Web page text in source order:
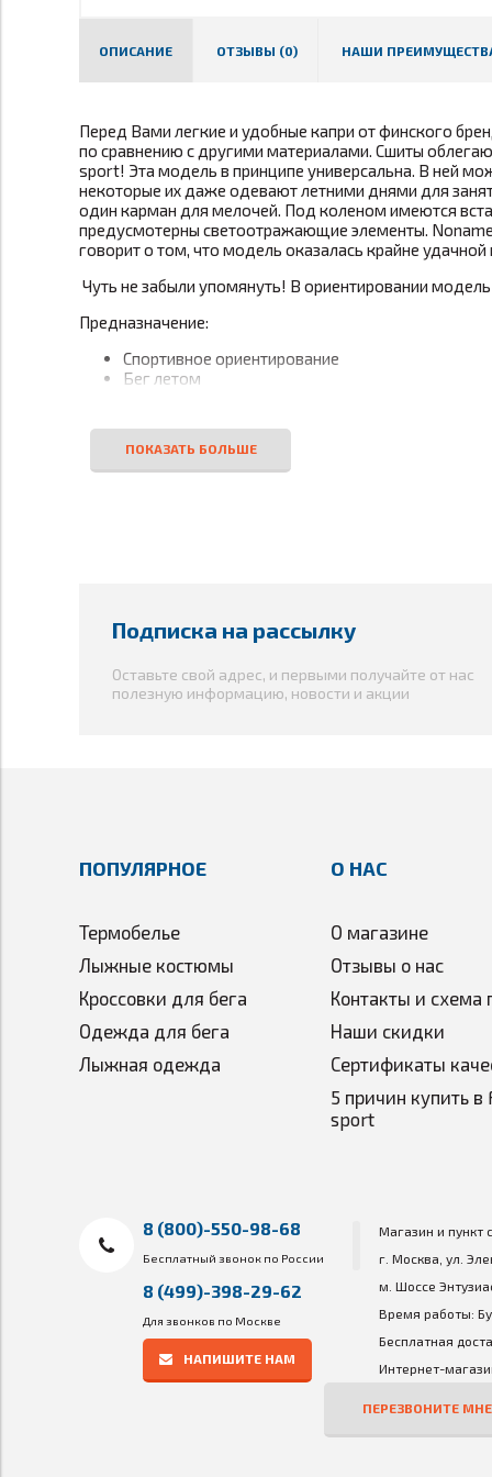
ОПИСАНИЕ ОТЗЫВЫ (0) НАШИ
Перед Вами легкие и удобные капри от финского
по сравнению с другими материалами. Сшиты
sport! Эта модель в принципе универсальна. В ней
некоторые их даже одевают летними днями для
один карман для мелочей. Под коленом имеются
предусмотерны светоотражающие элементы.
говорит о том, что модель оказалась крайне удачной
Чуть не забыли упомянуть! В ориентировании
Предназначение:
Спортивное ориентирование
Бег летом
Особенности:
Подписка на рассылку
Оставьте свой адрес, и первыми получайте от нас
полезную информацию, новости и акции
ПОПУЛЯРНОЕ
Термобелье
Лыжные костюмы
Кроссовки для бега
Одежда для бега
Лыжная одежда
О НАС
О магазине
Отзывы о нас
Контакты и схема
Наши скидки
Сертификаты
5 причин купить в
sport
8 (800)-550-98-68
Бесплатный звонок по России
8 (499)-398-29-62
Для звонков по Москве
НАПИШИТЕ НАМ
Магазин и пункт
г. Москва, ул.
м. Шоссе
Время работы:
Бесплатная
Интернет-
ПЕРЕЗВОНИТЕ МНЕ